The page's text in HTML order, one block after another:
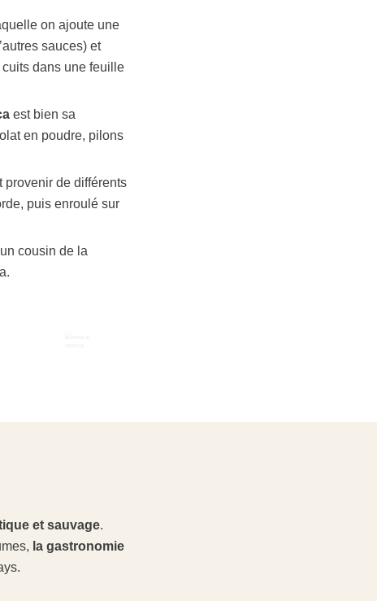
on ajoute une
sauces) et
dans une feuille
est bien sa
en poudre, pilons
de différents
puis enroulé sur
cousin de la
et sauvage.
la gastronomie